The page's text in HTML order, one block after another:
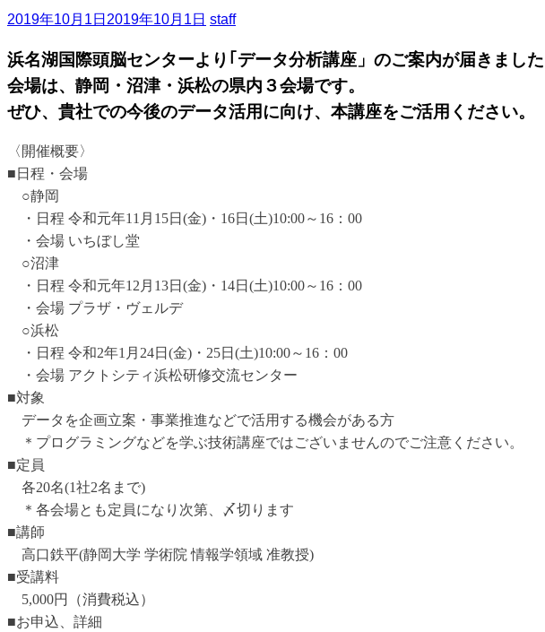
2019年10月1日 2019年10月1日 staff
浜名湖国際頭脳センターより ｢データ分析講座」のご案内が届きました
会場は、静岡・沼津・浜松の県内３会場です。
ぜひ、貴社での今後のデータ活用に向け、本講座をご活用ください。
〈開催概要〉
■日程・会場
○静岡
・日程 令和元年11月15日(金)・16日(土)10:00～16：00
・会場 いちぼし堂
○沼津
・日程 令和元年12月13日(金)・14日(土)10:00～16：00
・会場 プラザ・ヴェルデ
○浜松
・日程 令和2年1月24日(金)・25日(土)10:00～16：00
・会場 アクトシティ浜松研修交流センター
■対象
データを企画立案・事業推進などで活用する機会がある方
＊プログラミングなどを学ぶ技術講座ではございませんのでご注意ください。
■定員
各20名(1社2名まで)
＊各会場とも定員になり次第、〆切ります
■講師
高口鉄平(静岡大学 学術院 情報学領域 准教授)
■受講料
5,000円（消費税込）
■お申込、詳細